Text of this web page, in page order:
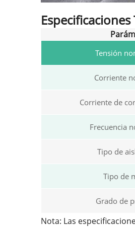
Tensión
Corriente
Corriente de
Frecuencia
Tipo de
Tipo de
Grado de
Nota: Las